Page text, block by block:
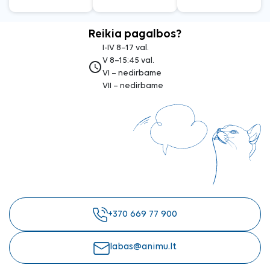
Reikia pagalbos?
access_time
I-IV 8–17 val.
V 8–15:45 val.
VI – nedirbame
VII – nedirbame
+370 669 77 900
labas@animu.lt